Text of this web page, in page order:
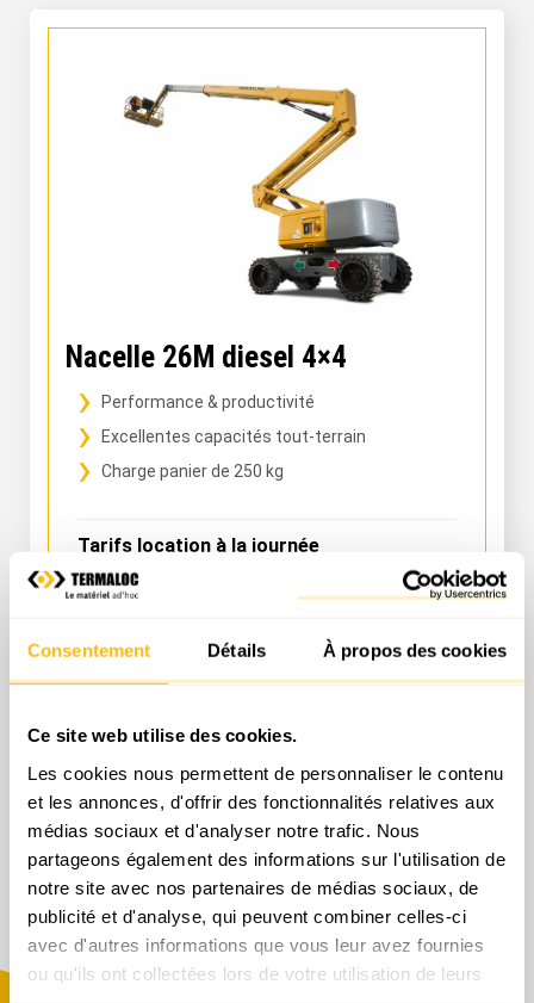
Consentement Détails À propos des cookies
Ce site web utilise des cookies.
Les cookies nous permettent de personnaliser le contenu
et les annonces, d'offrir des fonctionnalités relatives aux
médias sociaux et d'analyser notre trafic. Nous
partageons également des informations sur l'utilisation de
notre site avec nos partenaires de médias sociaux, de
publicité et d'analyse, qui peuvent combiner celles-ci
avec d'autres informations que vous leur avez fournies
ou qu'ils ont collectées lors de votre utilisation de leurs
Nacelle 26M diesel 4×4
Performance & productivité
Excellentes capacités tout-terrain
Charge panier de 250 kg
Tarifs location à la journée
Prix public
Site du constructeur
Documentation .pdf